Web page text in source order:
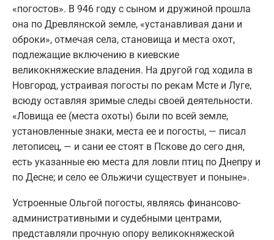
«погостов». В 946 году с сыном и дружиной прошла
она по Древлянской земле, «устанавливая дани и
оброки», отмечая села, становища и места охот,
подлежащие включению в киевские
великокняжеские владения. На другой год ходила в
Новгород, устраивая погосты по рекам Мсте и Луге,
всюду оставляя зримые следы своей деятельности.
«Ловища ее (места охоты) были по всей земле,
установленные знаки, места ее и погосты, — писал
летописец, — и сани ее стоят в Пскове до сего дня,
есть указанные ею места для ловли птиц по Днепру и
по Десне; и село ее Ольжичи существует и поныне».
Устроенные Ольгой погосты, являясь финансово-
административными и судебными центрами,
представляли прочную опору великокняжеской